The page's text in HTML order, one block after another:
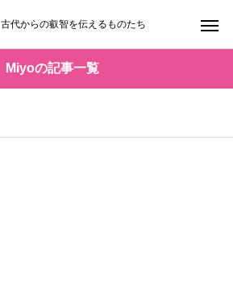
古代からの叡智を伝えるものたち
Miyoの記事一覧